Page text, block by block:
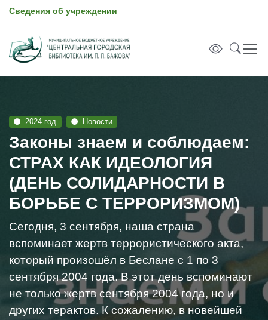
Сведения об учреждении
2024 год Новости
Законы знаем и соблюдаем:
СТРАХ КАК ИДЕОЛОГИЯ
(ДЕНЬ СОЛИДАРНОСТИ В
БОРЬБЕ С ТЕРРОРИЗМОМ)
Сегодня, 3 сентября, наша страна
вспоминает жертв террористического акта,
который произошёл в Беслане с 1 по 3
сентября 2004 года. В этот день вспоминают
не только жертв сентября 2004 года, но и
других терактов. К сожалению, в новейшей